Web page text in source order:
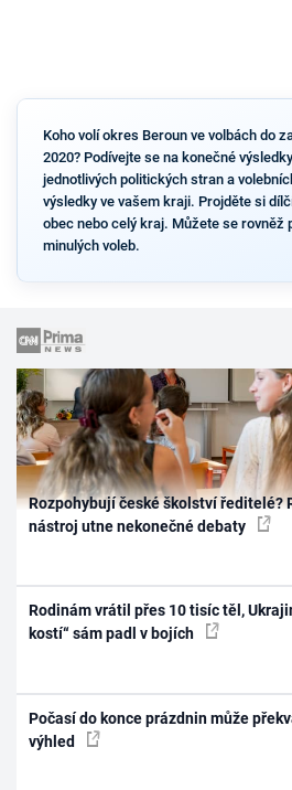
Koho volí okres Beroun ve volbách do
2020? Podívejte se na konečné
jednotlivých politických stran a
výsledky ve vašem kraji. Projděte si
obec nebo celý kraj. Můžete se rovněž
minulých voleb.
Rozpohybují české školství ředitelé?
nástroj utne nekonečné debaty
Rodinám vrátil přes 10 tisíc těl,
kostí“ sám padl v bojích
Počasí do konce prázdnin může
výhled